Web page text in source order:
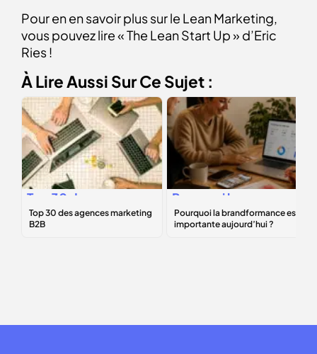
Pour en en savoir plus sur le Lean Marketing,
vous pouvez lire « The Lean Start Up » d’Eric
Ries !
À Lire Aussi Sur Ce Sujet :
Top 30 des
agences
marketing B2B
Pourquoi la
brandformance
est importante